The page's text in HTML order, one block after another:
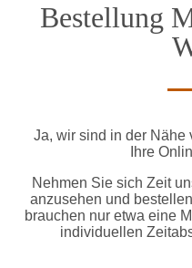
Bestellung
Ja, wir sind in der Nähe
Ihre
Nehmen Sie sich Zeit
anzusehen und
brauchen nur etwa eine
individuellen